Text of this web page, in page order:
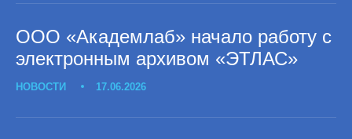
ООО «Академлаб» начало работу с
электронным архивом «ЭТЛАС»
НОВОСТИ 17.06.2026